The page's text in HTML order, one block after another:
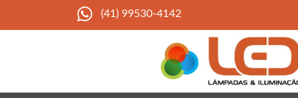
(41) 99530-4142